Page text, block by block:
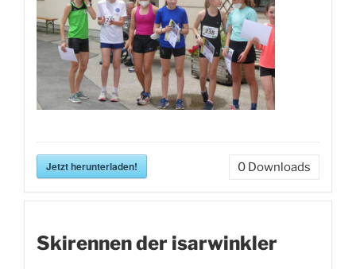
Jetzt herunterladen! 0 Downloads
Skirennen der isarwinkler